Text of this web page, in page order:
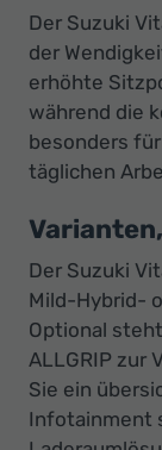
Der Suzuki
der
erhöhte
während die
besonders
täglichen
Der Suzuki
Mild-Hybrid-
Optional
ALLGRIP zur
Sie ein
Infotainment